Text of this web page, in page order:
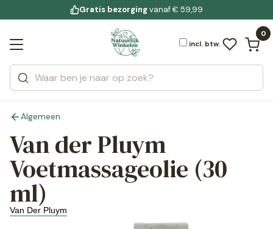
Jouw bewuste leefstijl
voor 19:00 uur besteld
Gratis bezorgingvanaf € 59,99
incl. btw.
0
Zoeken
Categorieën
Merken
Bekijk alle resultaten
Algemeen
Van der Pluym
Voetmassageolie (30
ml)
Van Der Pluym